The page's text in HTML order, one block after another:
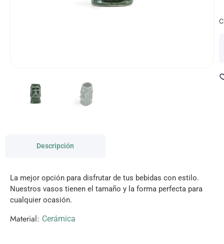
Descripción
La mejor opción para disfrutar de tus bebidas con estilo.
Nuestros vasos tienen el tamaño y la forma perfecta para
cualquier ocasión.
Material: Cerámica